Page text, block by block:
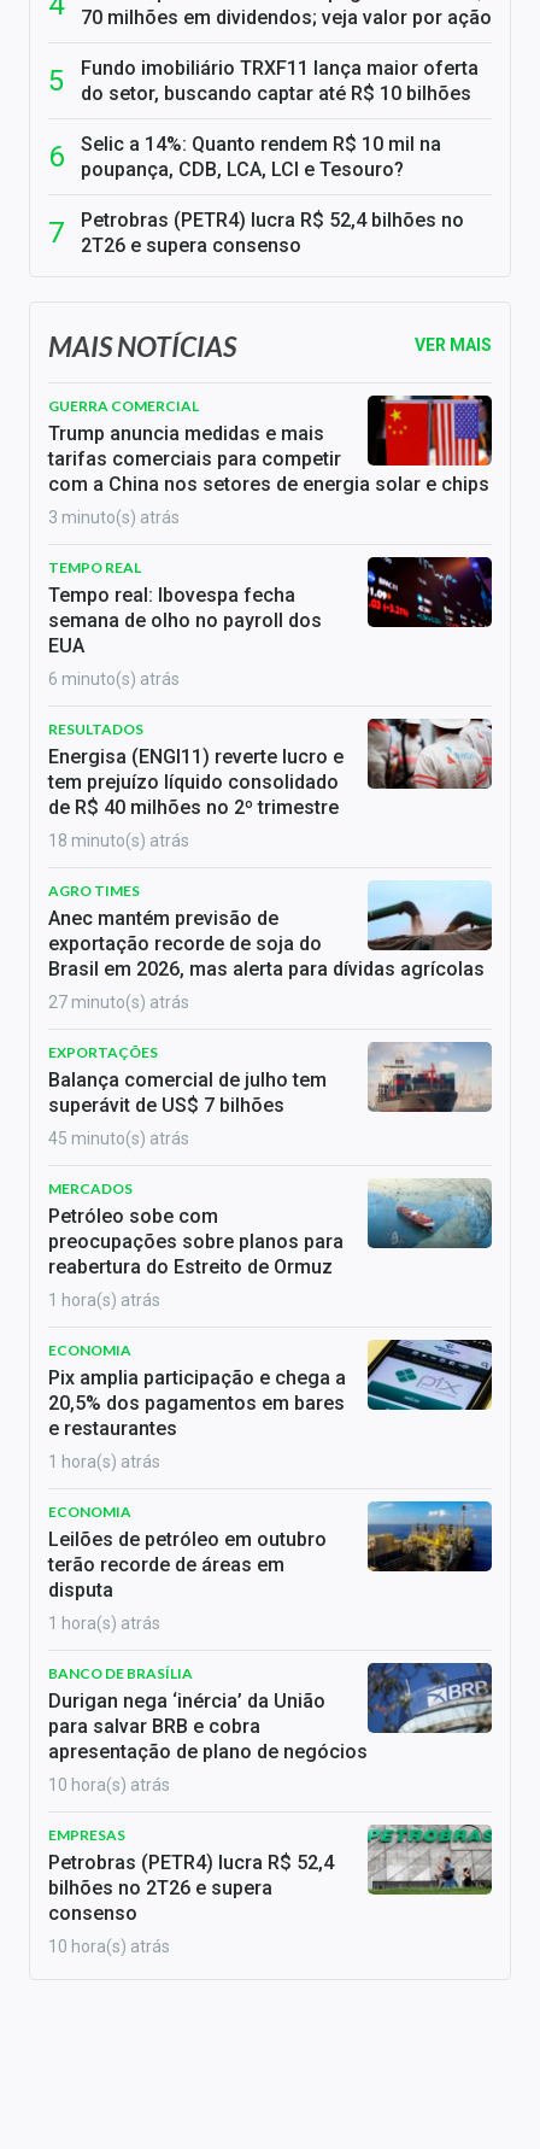
70 milhões em dividendos; veja valor por ação
Fundo imobiliário TRXF11 lança maior oferta
do setor, buscando captar até R$ 10 bilhões
Selic a 14%: Quanto rendem R$ 10 mil na
poupança, CDB, LCA, LCI e Tesouro?
Petrobras (PETR4) lucra R$ 52,4 bilhões no
2T26 e supera consenso
MAIS NOTÍCIAS VER MAIS
GUERRA COMERCIAL
Trump anuncia medidas e mais
tarifas comerciais para competir
com a China nos setores de energia solar e chips
3 minuto(s) atrás
TEMPO REAL
Tempo real: Ibovespa fecha
semana de olho no payroll dos
EUA
6 minuto(s) atrás
RESULTADOS
Energisa (ENGI11) reverte lucro e
tem prejuízo líquido consolidado
de R$ 40 milhões no 2º trimestre
18 minuto(s) atrás
AGRO TIMES
Anec mantém previsão de
exportação recorde de soja do
Brasil em 2026, mas alerta para dívidas agrícolas
27 minuto(s) atrás
EXPORTAÇÕES
Balança comercial de julho tem
superávit de US$ 7 bilhões
45 minuto(s) atrás
MERCADOS
Petróleo sobe com
preocupações sobre planos para
reabertura do Estreito de Ormuz
1 hora(s) atrás
ECONOMIA
Pix amplia participação e chega a
20,5% dos pagamentos em bares
e restaurantes
1 hora(s) atrás
ECONOMIA
Leilões de petróleo em outubro
terão recorde de áreas em
disputa
1 hora(s) atrás
BANCO DE BRASÍLIA
Durigan nega ‘inércia’ da União
para salvar BRB e cobra
apresentação de plano de negócios
10 hora(s) atrás
EMPRESAS
Petrobras (PETR4) lucra R$ 52,4
bilhões no 2T26 e supera
consenso
10 hora(s) atrás